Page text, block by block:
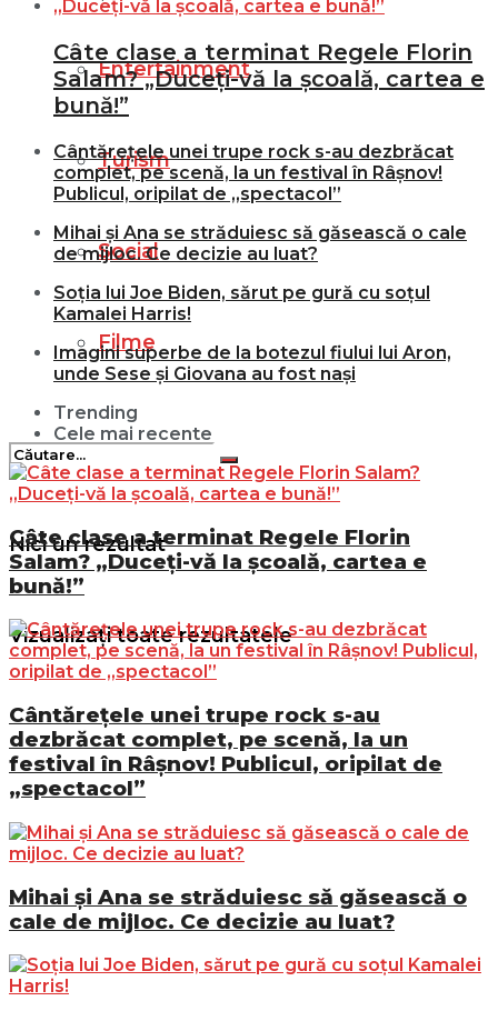
Entertainment
Turism
Social
Filme
Nici un rezultat
Vizualizați toate rezultatele
Câte clase a terminat Regele Florin
Salam? „Duceți-vă la școală, cartea e
bună!”
Cântărețele unei trupe rock s-au dezbrăcat
complet, pe scenă, la un festival în Râșnov!
Publicul, oripilat de „spectacol”
Mihai și Ana se străduiesc să găsească o cale
de mijloc. Ce decizie au luat?
Soția lui Joe Biden, sărut pe gură cu soțul
Kamalei Harris!
Imagini superbe de la botezul fiului lui Aron,
unde Sese și Giovana au fost nași
Trending
Cele mai recente
Câte clase a terminat Regele Florin
Salam? „Duceți-vă la școală, cartea e
bună!”
Cântărețele unei trupe rock s-au
dezbrăcat complet, pe scenă, la un
festival în Râșnov! Publicul, oripilat de
„spectacol”
Mihai și Ana se străduiesc să găsească o
cale de mijloc. Ce decizie au luat?